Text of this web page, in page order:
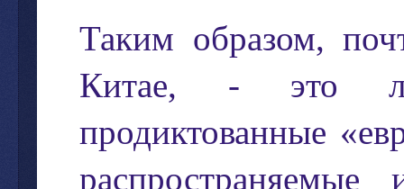
Таким образом,
Китае, - это
продиктованные «
распространяемые